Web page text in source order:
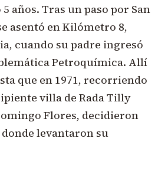
años. Tras un paso por San
asentó en Kilómetro 8,
cuando su padre ingresó
Petroquímica. Allí
que en 1971, recorriendo
villa de Rada Tilly
Flores, decidieron
levantaron su